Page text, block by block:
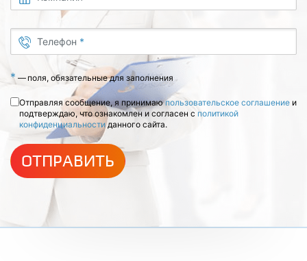
Телефон *
* —поля, обязательные для заполнения
Отправляя сообщение, я принимаюпользовательское соглашение и
подтверждаю, что ознакомлен и согласен с политикой
конфиденциальностиданного сайта.
ОТПРАВИТЬ